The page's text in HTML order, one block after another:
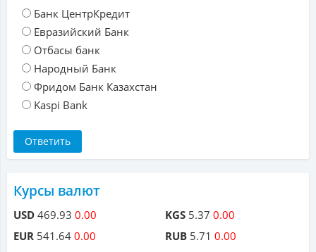
Банк ЦентрКредит
Евразийский Банк
Отбасы банк
Народный Банк
Фридом Банк Казахстан
Kaspi Bank
Курсы валют
USD 469.93 0.00
EUR 541.64 0.00
KGS 5.37 0.00
RUB 5.71 0.00